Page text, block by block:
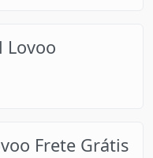
Lovoo
Frete Grátis